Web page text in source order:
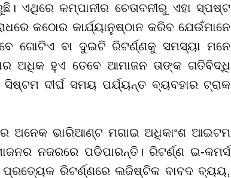
ଏଥିରେ କମ୍ପାନୀର ଚେତାବନୀରୁ ଏହା ସ୍ପଷ୍ଟ
କଠୋର କାର୍ଯ୍ୟାନୁଷ୍ଠାନ କରିବ ଯେଉଁମାନେ
ଗୋଟିଏ ବା ଦୁଇଟି ରିଟର୍ଣ୍ଣକୁ ସମସ୍ୟା ମନେ
ଅଧିକ ହୁଏ ତେବେ ଆମାଜନ ତାଙ୍କ ଗତିବିଦ୍ଧି
ଦୀର୍ଘ ସମୟ ପର୍ଯ୍ୟନ୍ତ ବ୍ୟବହାର ଟ୍ରାକ
ଅନେକ ଭାରିଆଣ୍ଟ ମଗାଇ ଅଧିକାଂଶ ଆଇଟମ
ନଜରରେ ପଡିପାରନ୍ତି। ରିଟର୍ଣ୍ଣ ଇ-କମର୍ସ
ପ୍ରତ୍ୟେକ ରିଟର୍ଣ୍ଣରେ ଲଜିଷ୍ଟିକ ବାବଦ ବ୍ୟୟ,